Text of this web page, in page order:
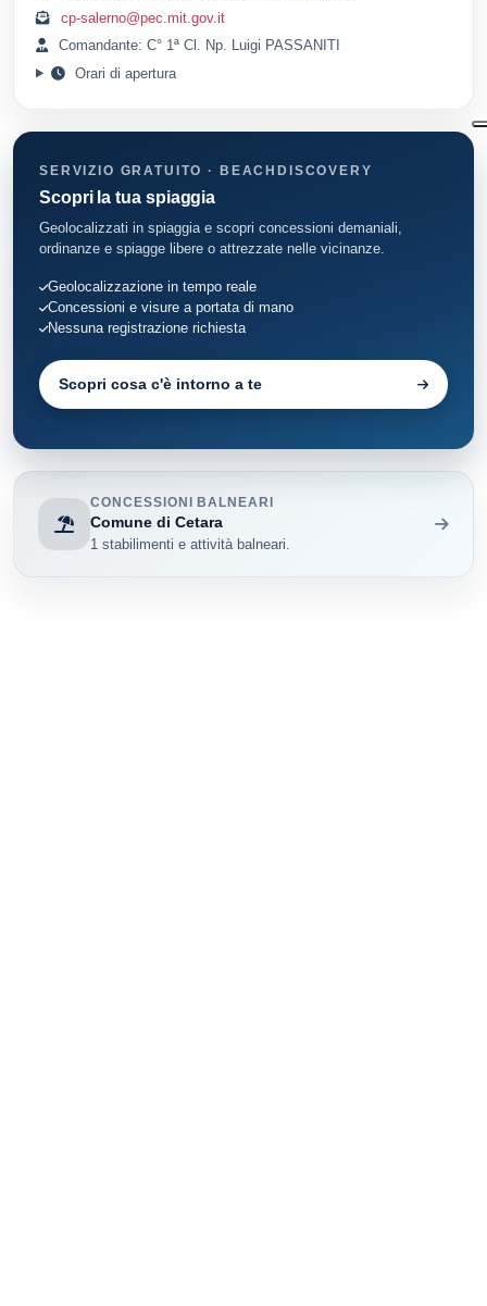
cp-salerno@pec.mit.gov.it
Comandante: C° 1ª Cl. Np. Luigi PASSANITI
Orari di apertura
SERVIZIO GRATUITO · BEACHDISCOVERY
Scopri la tua spiaggia
Geolocalizzati in spiaggia e scopri concessioni demaniali,
ordinanze e spiagge libere o attrezzate nelle vicinanze.
Geolocalizzazione in tempo reale
Concessioni e visure a portata di mano
Nessuna registrazione richiesta
Scopri cosa c'è intorno a te
CONCESSIONI BALNEARI
Comune di Cetara
1 stabilimenti e attività balneari.